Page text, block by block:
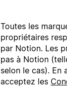
Toutes les
propriétaires
par Notion. Les
pas à Notion
selon le cas). En
acceptez les